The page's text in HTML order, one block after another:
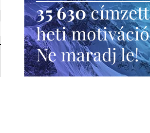
35 630címzett
heti motiváció
Ne maradj le!